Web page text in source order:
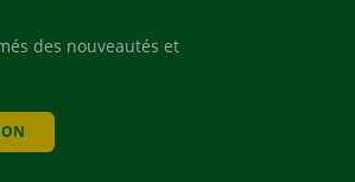
des nouveautés et